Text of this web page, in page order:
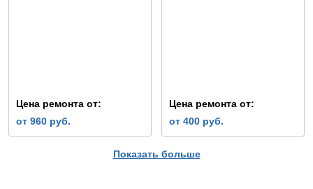
Цена ремонта от:
от 960 руб.
Цена ремонта от:
от 400 руб.
Показать больше